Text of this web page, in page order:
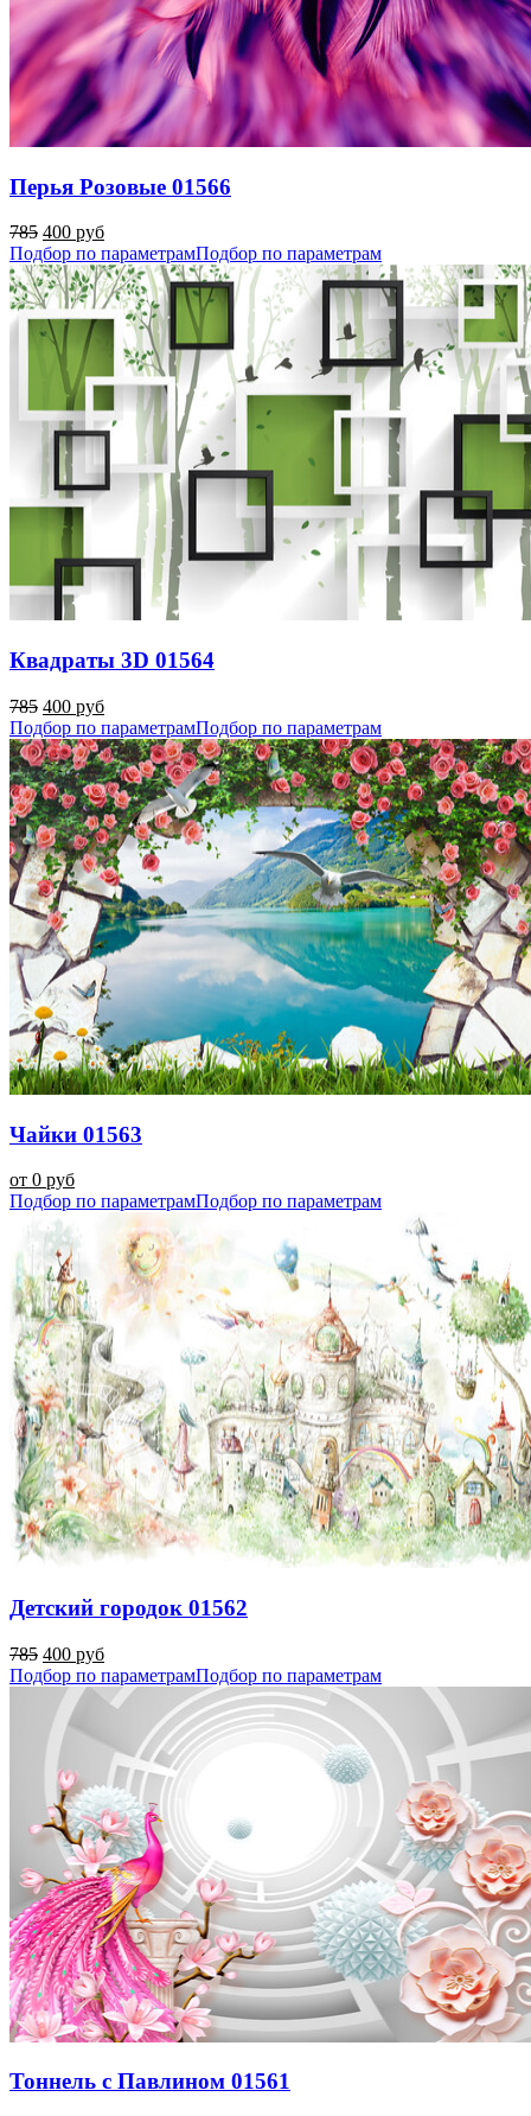
Перья Розовые 01566
785 400 руб
Подбор по параметрамПодбор по параметрам
Квадраты 3D 01564
785 400 руб
Подбор по параметрамПодбор по параметрам
Чайки 01563
от 0 руб
Подбор по параметрамПодбор по параметрам
Детский городок 01562
785 400 руб
Подбор по параметрамПодбор по параметрам
Тоннель с Павлином 01561